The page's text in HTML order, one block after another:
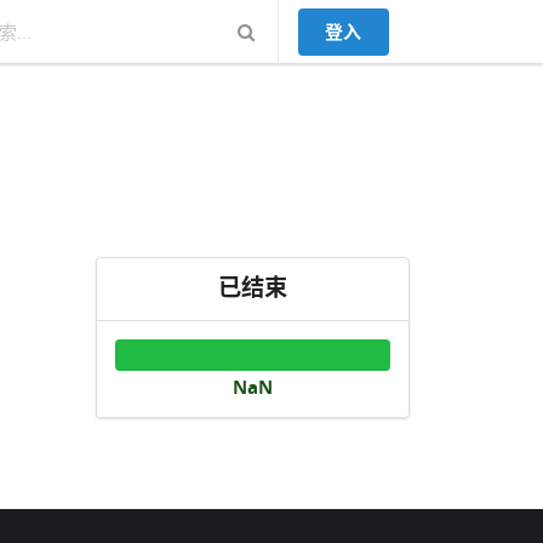
登入
已结束
NaN